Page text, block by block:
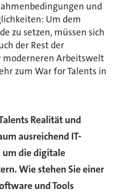
und
Um dem
zu setzen, müssen sich
der Rest der
Arbeitswelt
zum War for Talents in
Realität und
ausreichend IT-
um die digitale
Wie stehen Sie einer
und Tools